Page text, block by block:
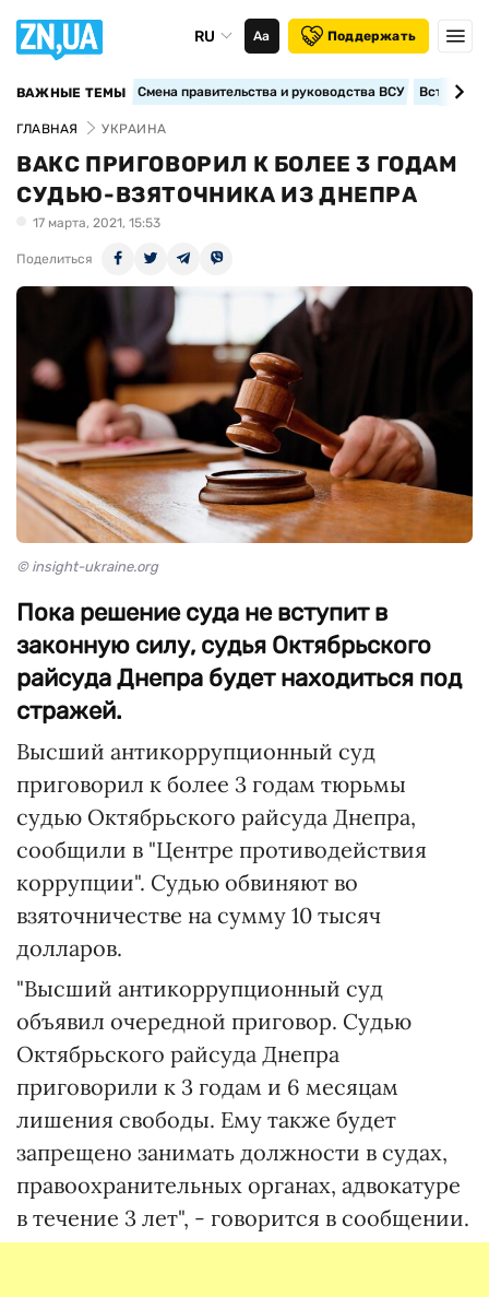
RU Аа Поддержать
ВАЖНЫЕ ТЕМЫ Смена правительства и руководства ВСУ
ГЛАВНАЯ УКРАИНА
ВАКС ПРИГОВОРИЛ К БОЛЕЕ 3 ГОДАМ
СУДЬЮ-ВЗЯТОЧНИКА ИЗ ДНЕПРА
17 марта, 2021, 15:53
Поделиться
© insight-ukraine.org
Пока решение суда не вступит в
законную силу, судья Октябрьского
райсуда Днепра будет находиться под
стражей.
Высший антикоррупционный суд
приговорил к более 3 годам тюрьмы
судью Октябрьского райсуда Днепра,
сообщили в "Центре противодействия
коррупции". Судью обвиняют во
взяточничестве на сумму 10 тысяч
долларов.
"Высший антикоррупционный суд
объявил очередной приговор. Судью
Октябрьского райсуда Днепра
приговорили к 3 годам и 6 месяцам
лишения свободы. Ему также будет
запрещено занимать должности в судах,
правоохранительных органах, адвокатуре
в течение 3 лет", - говорится в сообщении.